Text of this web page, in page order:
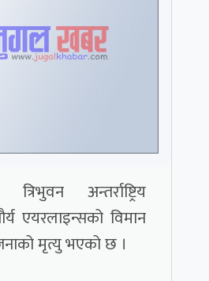
अन्तर्राष्ट्रिय
एयरलाइन्सको विमान
मृत्यु भएको छ ।